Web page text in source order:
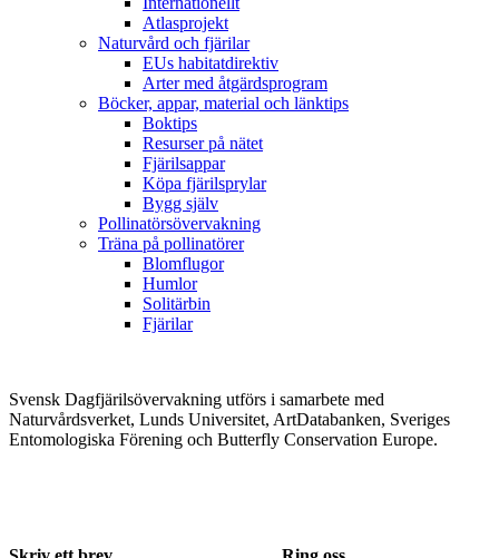
Atlasprojekt
Naturvård och fjärilar
EUs habitatdirektiv
Arter med åtgärdsprogram
Böcker, appar, material och länktips
Boktips
Resurser på nätet
Fjärilsappar
Köpa fjärilsprylar
Bygg själv
Pollinatörsövervakning
Träna på pollinatörer
Blomflugor
Humlor
Solitärbin
Fjärilar
Svensk Dagfjärilsövervakning utförs i samarbete med
Naturvårdsverket, Lunds Universitet, ArtDatabanken, Sveriges
Entomologiska Förening och Butterfly Conservation Europe.